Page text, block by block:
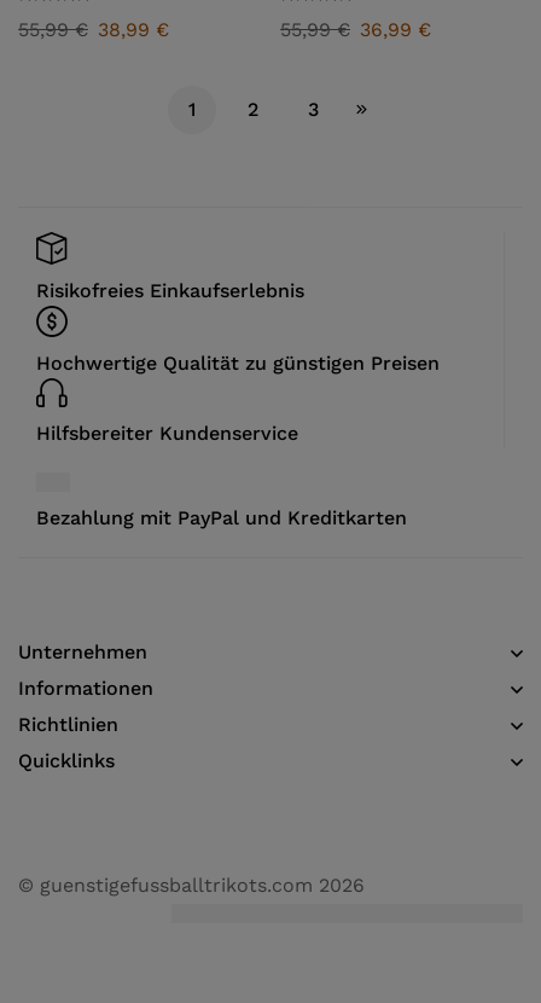
55,99€ 38,99 € 55,99€ 36,99 €
1 2 3
Risikofreies Einkaufserlebnis
Hochwertige Qualität zu günstigen Preisen
Hilfsbereiter Kundenservice
Bezahlung mit PayPal und Kreditkarten
Unternehmen
Informationen​
Richtlinien
Quicklinks
© guenstigefussballtrikots.com 2026